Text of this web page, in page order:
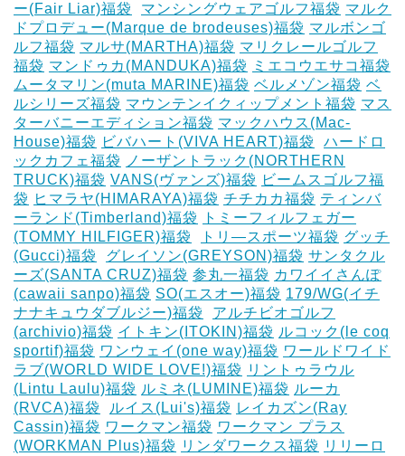
ー(Fair Liar)福袋
マンシングウェアゴルフ福袋 マルク
ドプロデュー(Marque de brodeuses)福袋 マルボンゴ
ルフ福袋 マルサ(MARTHA)福袋 マリクレールゴルフ
福袋 マンドゥカ(MANDUKA)福袋
ミエコウエサコ福袋
ムータマリン(muta MARINE)福袋 ベルメゾン福袋 ベ
ルシリーズ福袋 マウンテンイクィップメント福袋 マス
ターバニーエディション福袋 マックハウス(Mac-
House)福袋 ビバハート(VIVA HEART)福袋
ハードロ
ックカフェ福袋 ノーザントラック(NORTHERN
TRUCK)福袋 VANS(ヴァンズ)福袋 ビームスゴルフ福
袋 ヒマラヤ(HIMARAYA)福袋 チチカカ福袋 ティンバ
ーランド(Timberland)福袋
トミーフィルフェガー
(TOMMY HILFIGER)福袋
トリ―スポーツ福袋 グッチ
(Gucci)福袋
グレイソン(GREYSON)福袋 サンタクル
ーズ(SANTA CRUZ)福袋 参丸一福袋 カワイイさんぽ
(cawaii sanpo)福袋 SO(エスオー)福袋 179/WG(イチ
ナナキュウダブルジー)福袋
アルチビオゴルフ
(archivio)福袋 イトキン(ITOKIN)福袋 ルコック(le coq
sportif)福袋 ワンウェイ(one way)福袋 ワールドワイド
ラブ(WORLD WIDE LOVE!)福袋 リントゥラウル
(Lintu Laulu)福袋 ルミネ(LUMINE)福袋 ルーカ
(RVCA)福袋
ルイス(Lui's)福袋 レイカズン(Ray
Cassin)福袋 ワークマン福袋 ワークマン プラス
(WORKMAN Plus)福袋 リンダワークス福袋 リリーロ